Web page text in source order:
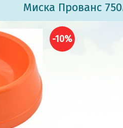
Миска Прованс
-10%